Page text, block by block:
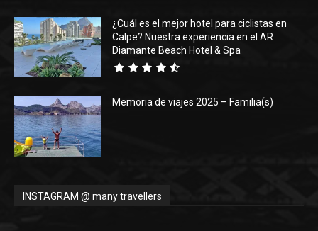
¿Cuál es el mejor hotel para ciclistas en
Calpe? Nuestra experiencia en el AR
Diamante Beach Hotel & Spa
Memoria de viajes 2025 – Familia(s)
INSTAGRAM @ many travellers